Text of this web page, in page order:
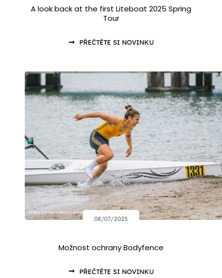
A look back at the first Liteboat 2025 Spring
Tour
PŘEČTĚTE SI NOVINKU
08/07/2025
Možnost ochrany Bodyfence
PŘEČTĚTE SI NOVINKU